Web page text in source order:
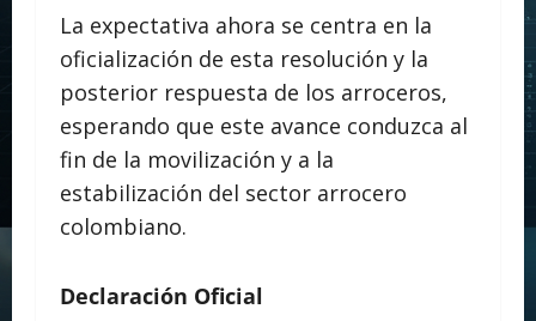
La expectativa ahora se centra en la
oficialización de esta resolución y la
posterior respuesta de los arroceros,
esperando que este avance conduzca al
fin de la movilización y a la
estabilización del sector arrocero
colombiano.
Declaración Oficial